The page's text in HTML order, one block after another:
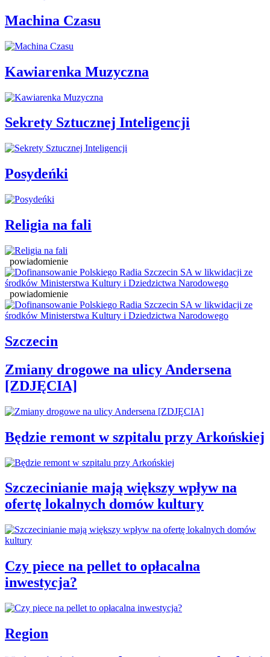
Machina Czasu
Kawiarenka Muzyczna
Sekrety Sztucznej Inteligencji
Posydeńki
Religia na fali
powiadomienie
powiadomienie
Szczecin
Zmiany drogowe na ulicy Andersena
[ZDJĘCIA]
Będzie remont w szpitalu przy Arkońskiej
Szczecinianie mają większy wpływ na
ofertę lokalnych domów kultury
Czy piece na pellet to opłacalna
inwestycja?
Region